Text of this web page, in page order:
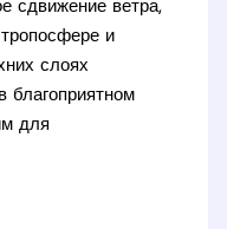
сдвижение ветра,
и
слоях
благоприятном
для